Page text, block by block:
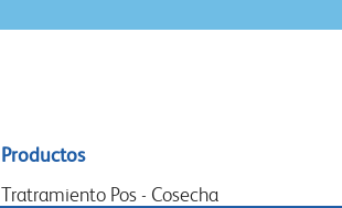
Sitemap
menu
Productos
Tratramiento Pos - Cosecha